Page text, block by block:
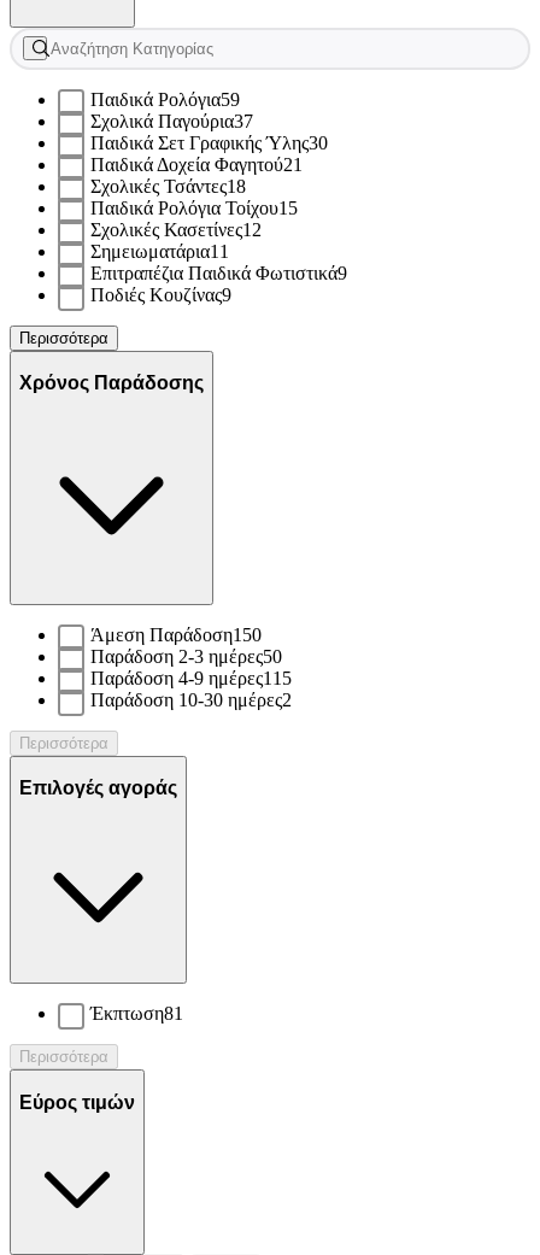
Παιδικά Ρολόγια59
Σχολικά Παγούρια37
Παιδικά Σετ Γραφικής Ύλης30
Παιδικά Δοχεία Φαγητού21
Σχολικές Τσάντες18
Παιδικά Ρολόγια Τοίχου15
Σχολικές Κασετίνες12
Σημειωματάρια11
Επιτραπέζια Παιδικά Φωτιστικά9
Ποδιές Κουζίνας9
Περισσότερα
Χρόνος Παράδοσης
Άμεση Παράδοση150
Παράδοση 2-3 ημέρες50
Παράδοση 4-9 ημέρες115
Παράδοση 10-30 ημέρες2
Περισσότερα
Επιλογές αγοράς
Έκπτωση81
Περισσότερα
Εύρος τιμών